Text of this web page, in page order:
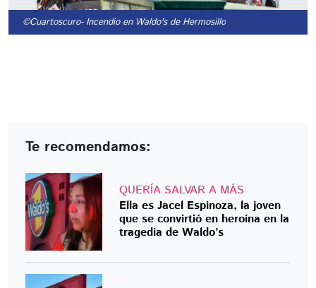
©Cuartoscuro- Incendio en Waldo's de Hermosillo
Te recomendamos:
QUERÍA SALVAR A MÁS
Ella es Jacel Espinoza, la joven
que se convirtió en heroína en la
tragedia de Waldo’s